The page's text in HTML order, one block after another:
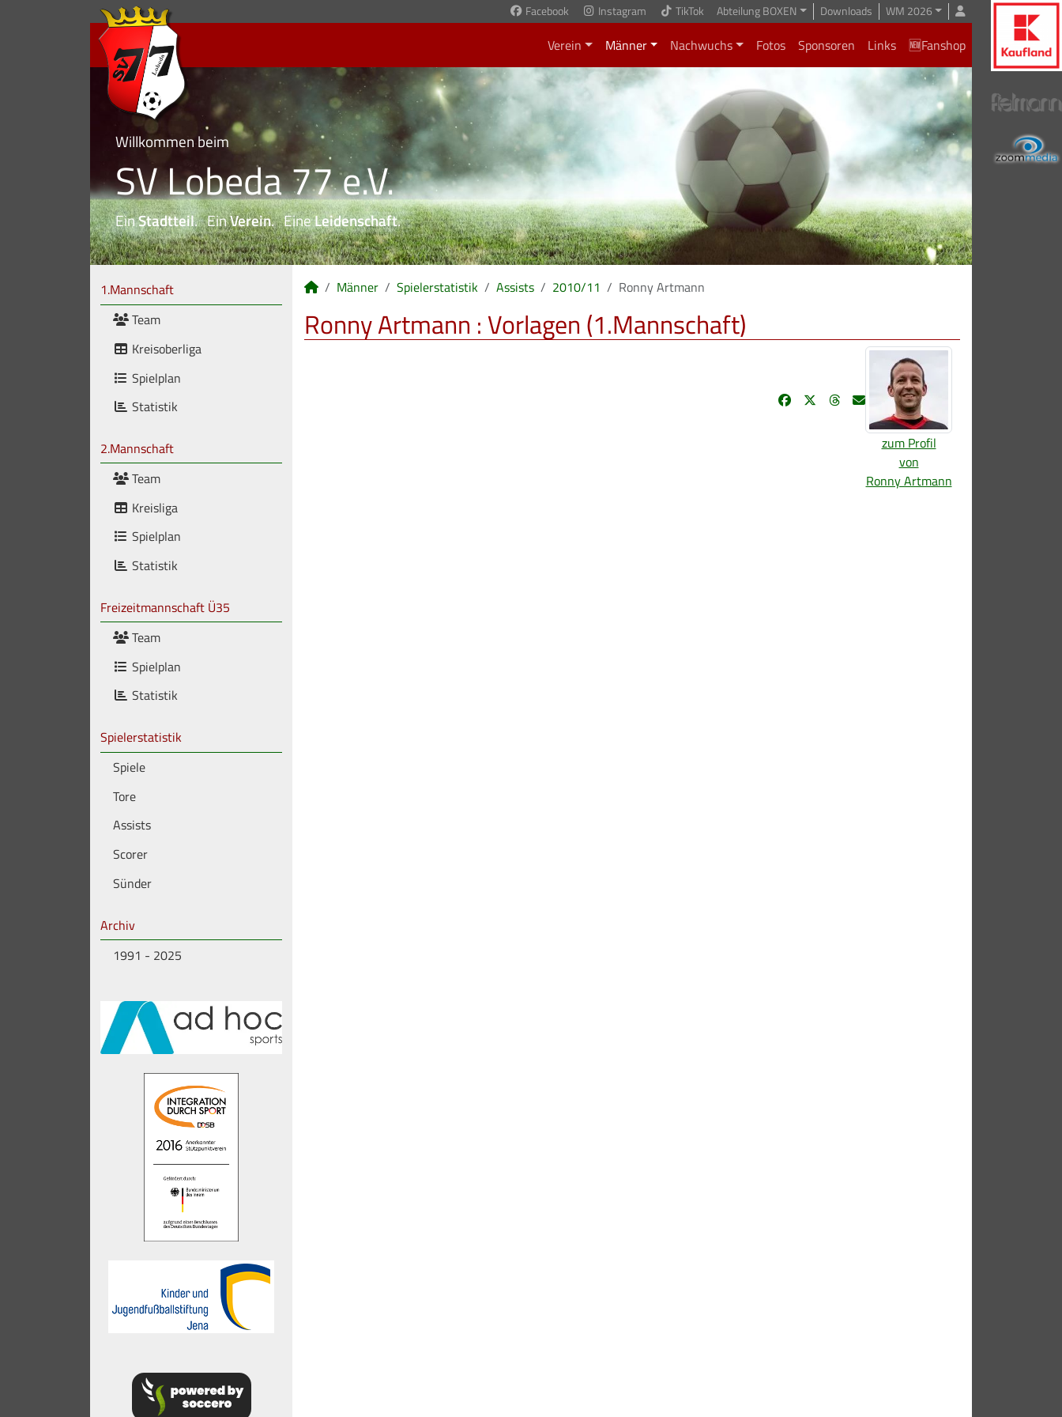
Facebook Instagram TikTok Abteilung BOXEN Downloads WM 2026
Verein Männer Nachwuchs Fotos Sponsoren Links 🆕Fanshop
Willkommen beim
SV Lobeda 77 e.V.
EinStadtteil. EinVerein. EineLeidenschaft.
1.Mannschaft
Team
Kreisoberliga
Spielplan
Statistik
2.Mannschaft
Team
Kreisliga
Spielplan
Statistik
Freizeitmannschaft Ü35
Team
Spielplan
Statistik
Spielerstatistik
Spiele
Tore
Assists
Scorer
Sünder
Archiv
1991 - 2025
Männer Spielerstatistik Assists 2010/11 Ronny Artmann
Ronny Artmann : Vorlagen (1.Mannschaft)
zum Profil
von
Ronny Artmann